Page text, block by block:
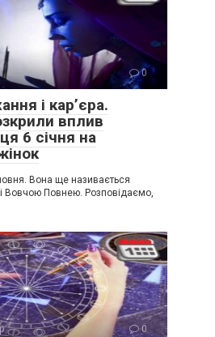
0
і кар’єра.
вплив
6 січня на
Вона ще називається
Вовчою Повнею. Розповідаємо,
0